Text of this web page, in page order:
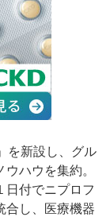
を新設し、グル
ハウを集約。
日付でニプロフ
合し、医療機器